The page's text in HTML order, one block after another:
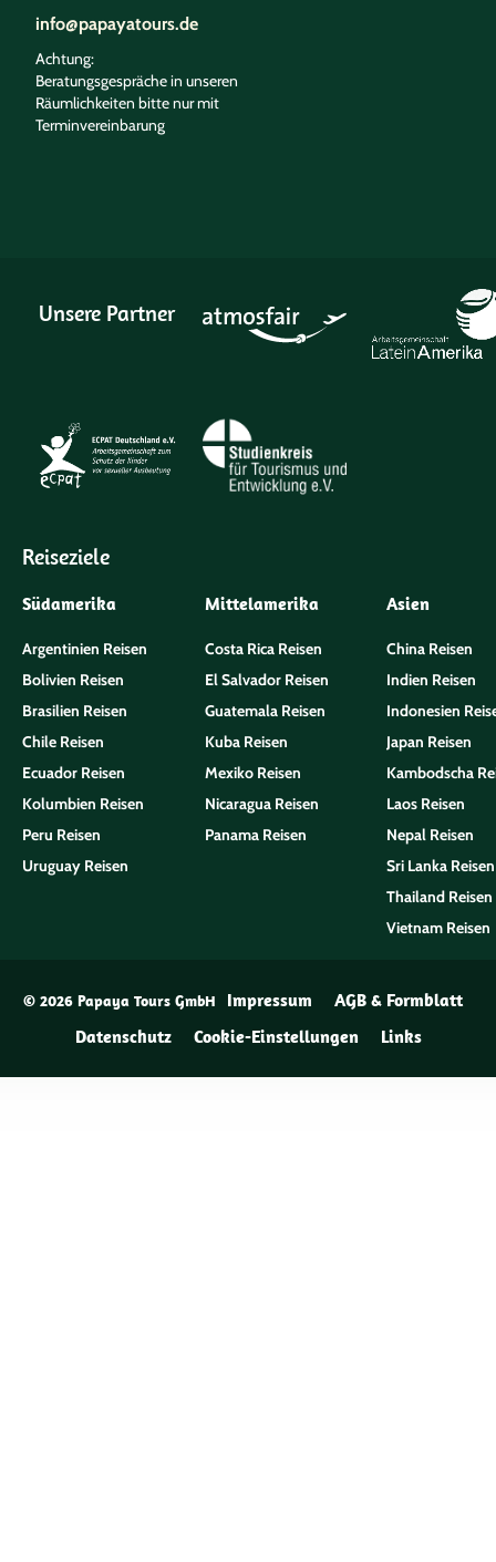
info@papayatours.de
Achtung:
Beratungsgespräche in unseren
Räumlichkeiten bitte nur mit
Terminvereinbarung
Unsere Partner
Reiseziele
Südamerika
Argentinien Reisen
Bolivien Reisen
Brasilien Reisen
Chile Reisen
Ecuador Reisen
Kolumbien Reisen
Peru Reisen
Uruguay Reisen
Mittelamerika
Costa Rica Reisen
El Salvador Reisen
Guatemala Reisen
Kuba Reisen
Mexiko Reisen
Nicaragua Reisen
Panama Reisen
Asien
China Reisen
Indien Reisen
Indonesien
Japan Reisen
Kambodscha
Laos Reisen
Nepal Reisen
Sri Lanka Reisen
Thailand Reisen
Vietnam Reisen
© 2026 Papaya Tours GmbH Impressum
AGB & Formblatt
Datenschutz
Cookie-Einstellungen Links